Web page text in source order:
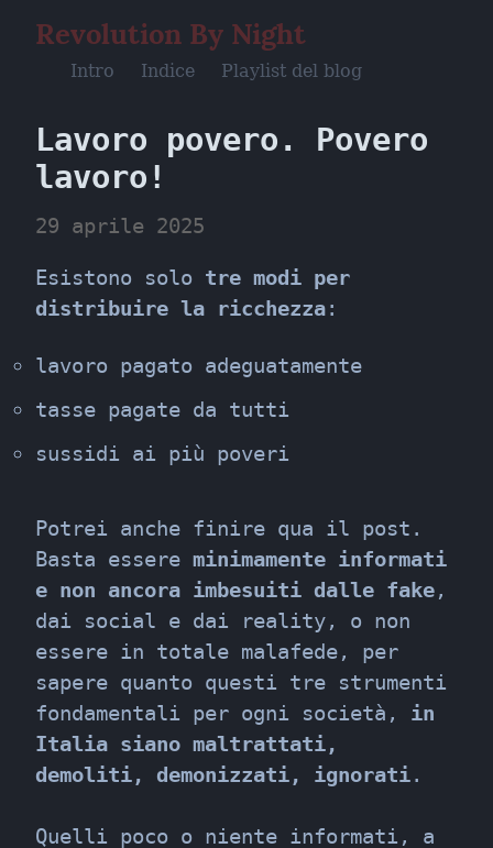
Revolution By Night
Intro Indice Playlist del blog
Lavoro povero. Povero
lavoro!
29 aprile 2025
Esistono solo tre modi per
distribuire la ricchezza:
lavoro pagato adeguatamente
tasse pagate da tutti
sussidi ai più poveri
Potrei anche finire qua il post.
Basta essere minimamente informati
e non ancora imbesuiti dalle fake,
dai social e dai reality, o non
essere in totale malafede, per
sapere quanto questi tre strumenti
fondamentali per ogni società, in
Italia siano maltrattati,
demoliti, demonizzati, ignorati.
Quelli poco o niente informati, a